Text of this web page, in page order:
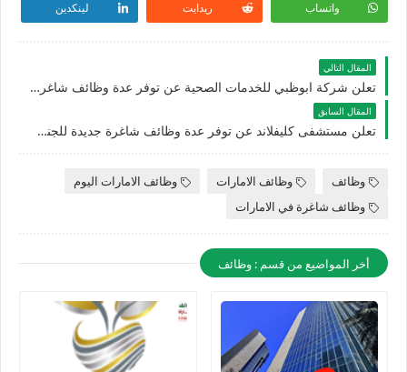
واتساب ريدايت لينكدين
المقال التالي
تعلن شركة ابوظبي للخدمات الصحية عن توفر عدة وظائف شاغرة جديدة في مختلف التخصصات بالامارات لعام 2026
المقال السابق
تعلن ‏مستشفى كليفلاند عن توفر عدة وظائف شاغرة جديدة للجنسيين في الامارات لعام 2026
وظائف وظائف الامارات
وظائف الامارات اليوم
وظائف شاغرة في الامارات
أخر المواضيع من قسم : وظائف